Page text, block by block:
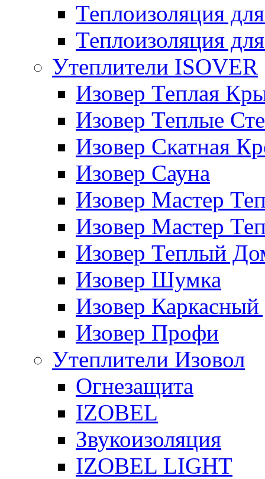
Теплоизоляция
Теплоизоляция
Утеплители ISOVER
Изовер Теплая
Изовер Теплые
Изовер Скатная
Изовер Сауна
Изовер Мастер
Изовер Мастер
Изовер Теплый
Изовер Шумка
Изовер
Изовер Профи
Утеплители Изовол
Огнезащита
IZOBEL
Звукоизоляция
IZOBEL LIGHT